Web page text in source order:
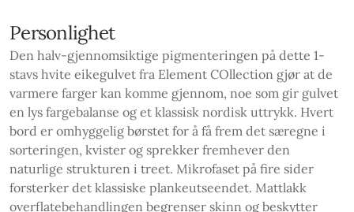
Personlighet
Den halv-gjennomsiktige pigmenteringen på dette 1-
stavs hvite eikegulvet fra Element COllection gjør at de
varmere farger kan komme gjennom, noe som gir gulvet
en lys fargebalanse og et klassisk nordisk uttrykk. Hvert
bord er omhyggelig børstet for å få frem det særegne i
sorteringen, kvister og sprekker fremhever den
naturlige strukturen i treet. Mikrofaset på fire sider
forsterker det klassiske plankeutseendet. Mattlakk
overflatebehandlingen begrenser skinn og beskytter